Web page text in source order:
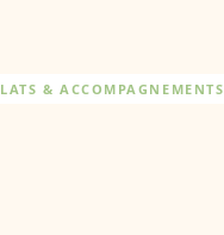
& ACCOMPAGNEMENTS